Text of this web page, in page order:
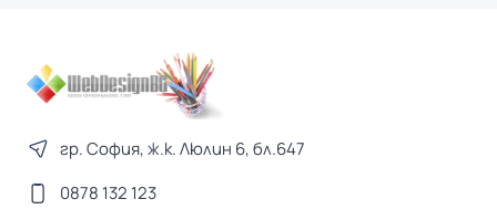
гр. София, ж.к. Люлин 6, бл.647
0878 132 123